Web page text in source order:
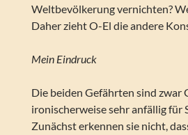
Weltbevölkerung vernichten?
Daher zieht O-El die andere
Mein Eindruck
Die beiden Gefährten sind zwar
ironischerweise sehr anfällig für
Zunächst erkennen sie nicht,